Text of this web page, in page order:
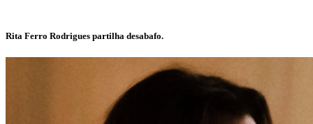
Rita Ferro Rodrigues partilha desabafo.